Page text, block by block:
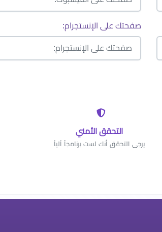
صفحتك على الإنستجرام:
التحقق الأمني
يرجى التحقق أنك لست برنامجاً آلياً